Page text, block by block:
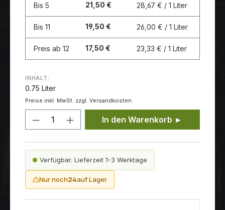
Bis 5 21,50 € 28,67 € / 1 Liter
Bis 11 19,50 € 26,00 € / 1 Liter
Preis ab 12 17,50 € 23,33 € / 1 Liter
INHALT:
0.75 Liter
Preise inkl. MwSt. zzgl. Versandkosten.
Produkt Anzahl: Gib den
In den Warenkorb ►
Verfügbar. Lieferzeit 1-3 Werktage
Nur noch24auf Lager